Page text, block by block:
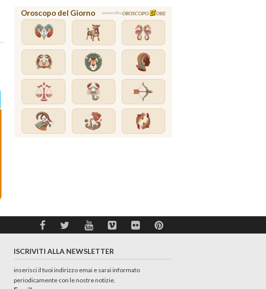
Oroscopo del Giorno powered byOROSCOPO ORE
ISCRIVITI ALLA NEWSLETTER
inserisci il tuoi indirizzo emai e sarai informato
periodicamente con le nostre notizie.